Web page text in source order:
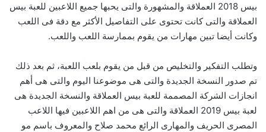
بيس 2018 العملاقة والمشهورة والتى يحبها جميع اللاعبين للعبة بيس
العملاقة والتى كانت تحتوى على التفاصيل الأكثر مع دقة فى اللعب
وكانت أيضا تبين مهارات من يقوم بممارسة اللعب واللعب.
وتطلب التفكير والتخليص من قبل من يقوم بلعب اللعبة، ثم بعد ذلك
تم صدور النسخة الجديدة والتى هى موضوعنا اليوم والتى هى أهم
انجازات الشركة المصممة للعبة بيس العملاقة والنسخة الجديدة هى
لعبة بيس 2019 العملاقة والتى هى من اهم اللاعبين فيها اللاعب
المصرى الحريف والمهارى الرائع محمد صلاح والمعروف باسم مو